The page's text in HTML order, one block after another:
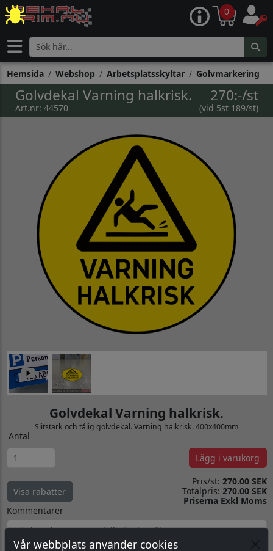
Vår webbplats använder cookies
0
Hemsida Webshop Arbetsplatsskyltar Golvmarkering
Golvdekal Varning halkrisk.
Art.nr: 44570
270:-/st
(vid 5st 189/st)
Golvdekal Varning halkrisk.
Slitstark och tålig golvdekal. Varning halkrisk. 400x400mm
Antal
Lägg i varukorg
Visa rabatter
Pris/st: 270.00 SEK
Totalpris: 270.00 SEK
Priserna Exkl Moms
Kommentarer